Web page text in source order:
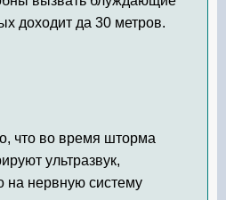
доходит да 30 метров.
что во время шторма
ультразвук,
на нервную систему